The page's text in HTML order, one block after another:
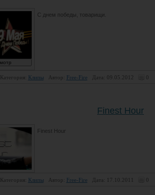
С днем победы, товарищи.
Категория: Клипы Автор: Free-Fire Дата: 09.05.2012 0
Finest Hour
Finest Hour
Категория: Клипы Автор: Free-Fire Дата: 17.10.2011 0